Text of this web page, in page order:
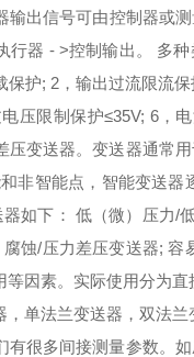
出信号可由控制器或
器 - >控制输出。 多
护; 2，输出过流限流
压限制保护≤35V; 6，
变送器。变送器通常
非智能点，智能变送
如下： 低（微）压力/
蚀/压力差压变送器;
因素。实际使用分为
单法兰变送器，双法
很多间接测量参数。